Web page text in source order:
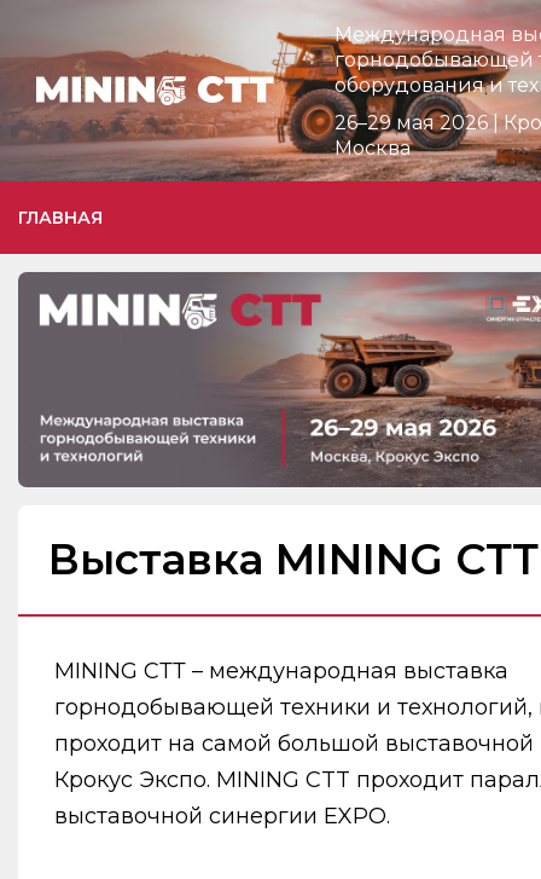
Международная
горнодобывающей
оборудования и
26–29 мая 2026 |
Москва
ГЛАВНАЯ
Выставка MINING СТТ
MINING СТТ – международная выставка
горнодобывающей техники и технологий,
проходит на самой большой
Крокус Экспо. MINING CTT проходит
выставочной синергии EXPO.
Мероприятия
Организации
Организациям
Контакты
Посетителям